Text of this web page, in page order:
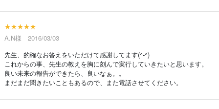
★★★★★
A.N様 2016/03/03
先生、的確なお答えをいただけて感謝してます(^-^)
これからの事、先生の教えを胸に刻んで実行していきたいと思います。
良い未来の報告ができたら、良いなぁ。。
まだまだ聞きたいこともあるので、また電話させてください。